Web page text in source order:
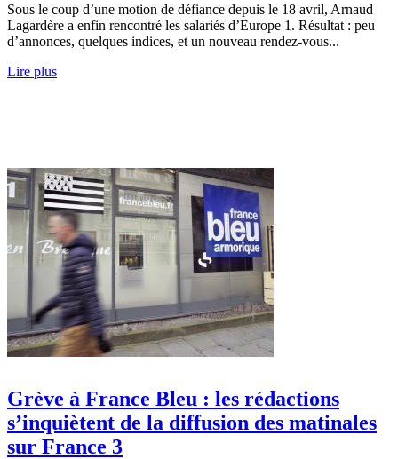
Sous le coup d’une motion de défiance depuis le 18 avril, Arnaud
Lagardère a enfin rencontré les salariés d’Europe 1. Résultat : peu
d’annonces, quelques indices, et un nouveau rendez-vous...
Lire plus
Grève à France Bleu : les rédactions
s’inquiètent de la diffusion des matinales
sur France 3